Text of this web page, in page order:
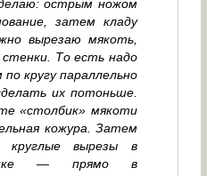
острым ножом
затем кладу
вырезаю мякоть,
То есть надо
кругу параллельно
их потоньше.
«столбик» мякоти
кожура. Затем
круглые вырезы в
— прямо в